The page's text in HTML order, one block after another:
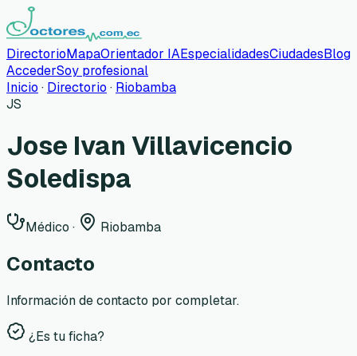
DirectorioMapaOrientador IAEspecialidadesCiudadesBlog
AccederSoy profesional
Inicio · Directorio · Riobamba
JS
Jose Ivan Villavicencio
Soledispa
Médico · Riobamba
Contacto
Información de contacto por completar.
¿Es tu ficha?